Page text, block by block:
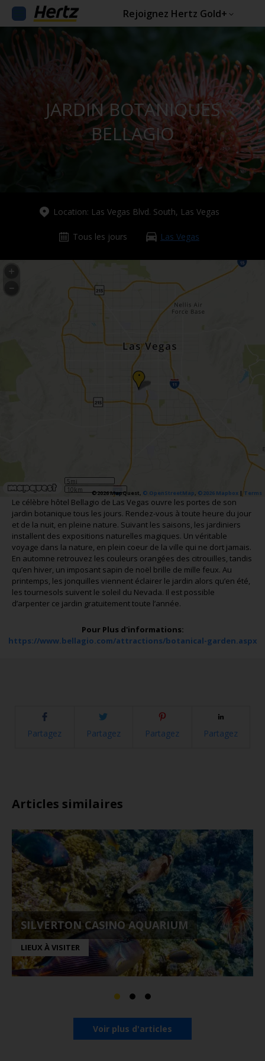
Rejoignez Hertz Gold+
JARDIN BOTANIQUES
BELLAGIO
Location: Las Vegas Blvd. South, Las Vegas
Tous les jours Las Vegas
5mi
10km
©2026 MapQuest, © OpenStreetMap, ©2026 Mapbox | Terms
•
Le célèbre hôtel Bellagio de Las Vegas ouvre les portes de son
jardin botanique tous les jours. Rendez-vous à toute heure du jour
et de la nuit, en pleine nature. Suivant les saisons, les jardiniers
installent des expositions naturelles magiques. Un véritable
voyage dans la nature, en plein coeur de la ville qui ne dort jamais.
En automne retrouvez les couleurs orangées des citrouilles, tandis
qu’en hiver, un imposant sapin de noël brille de mille feux. Au
printemps, les jonquilles viennent éclairer le jardin alors qu’en été,
les tournesols suivent le soleil du Nevada. Il est possible
d’arpenter ce jardin gratuitement toute l’année.
Pour Plus d'informations:
https://www.bellagio.com/attractions/botanical-garden.aspx
Partagez Partagez Partagez Partagez
Articles similaires
SILVERTON CASINO AQUARIUM
LIEUX À VISITER
Voir plus d'articles